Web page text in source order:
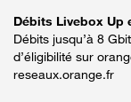
Débits Livebox Up
Débits jusqu’à 8
d’éligibilité sur
reseaux.orange.fr